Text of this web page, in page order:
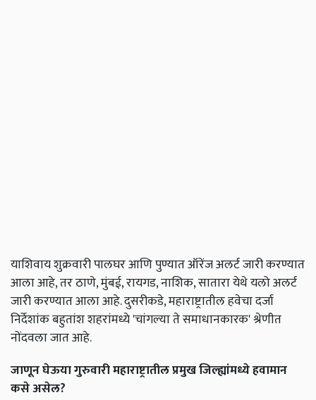
याशिवाय शुक्रवारी पालघर आणि पुण्यात ऑरेंज अलर्ट जारी करण्यात
आला आहे, तर ठाणे, मुंबई, रायगड, नाशिक, सातारा येथे यलो अलर्ट
जारी करण्यात आला आहे. दुसरीकडे, महाराष्ट्रातील हवेचा दर्जा
निर्देशांक बहुतांश शहरांमध्ये 'चांगल्या ते समाधानकारक' श्रेणीत
नोंदवला जात आहे.
जाणून घेऊया गुरुवारी महाराष्ट्रातील प्रमुख जिल्ह्यांमध्ये हवामान
कसे असेल?